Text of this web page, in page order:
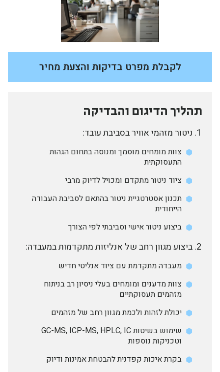
תהליך הדיגום והבדיקה
ניטור מזהמי אוויר בסביבת עובד:
צוות מומחים מוסמך ומנוסה בתחום הגהות
התעסוקתית
ציוד ניטור מתקדם ומכויל לדיוק מרבי
תכנון אסטרטגיית ניטור בהתאם לסביבת העבודה
הייחודית
ביצוע ניטור אישי וסביבתי לפי הצורך
ביצוע מגוון רחב של אנליזות מתקדמות במעבדה:
מעבדה מתקדמת עם ציוד אנליטי חדיש
צוות מדענים ומומחים בעלי ניסיון רב בניתוח
מזהמים תעסוקתיים
יכולת לזהות ולכמת מגוון רחב של מזהמים
שימוש בשיטות GC-MS, ICP-MS, HPLC, IC
וטכניקות נוספות
בקרת איכות קפדנית להבטחת אמינות ודיוק
לקבלת מפרט בדיקות והצעת מחיר